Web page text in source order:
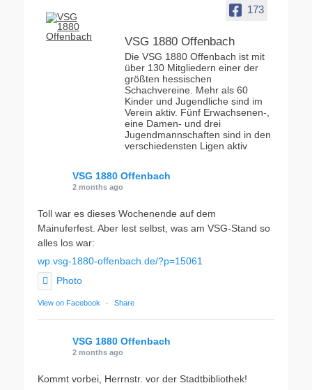
173
VSG 1880 Offenbach
Die VSG 1880 Offenbach ist mit
über 130 Mitgliedern einer der
größten hessischen
Schachvereine. Mehr als 60
Kinder und Jugendliche sind im
Verein aktiv. Fünf Erwachsenen-,
eine Damen- und drei
Jugendmannschaften sind in den
verschiedensten Ligen aktiv
VSG 1880 Offenbach
2 months ago
Toll war es dieses Wochenende auf dem
Mainuferfest. Aber lest selbst, was am VSG-Stand so
alles los war:
wp.vsg-1880-offenbach.de/?p=15061
Photo
View on Facebook · Share
VSG 1880 Offenbach
2 months ago
Kommt vorbei, Herrnstr. vor der Stadtbibliothek!